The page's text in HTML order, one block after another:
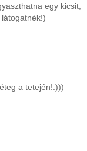
egy kicsit,
a tetején!:)))